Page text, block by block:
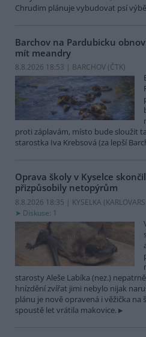
Chrudim plánuje vybudovat psí
Barchov na Pardubicku
mít meandry
8.8.2026 18:53 | BARCHOV (ČTK)
proti záplavám, místo bude sloužit
starostka Iva Krebsová (za lepší
Oprava školy v Kyselce
přizpůsobily netopýrům
8.8.2026 18:35 | KYSELKA
Diskuse: 1
starosty Aleše Labíka (nez.)
hnízdění zvířat jimi nebylo nijak
plánu je nově opravená i věžička na
spoustě let vrátila makovice.